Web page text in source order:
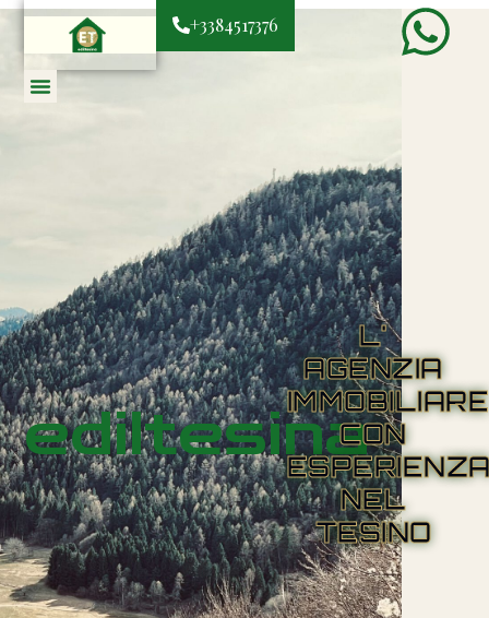
+3384517376
ediltesina
L'
AGENZIA
IMMOBILIARE
CON
NEL
TESINO